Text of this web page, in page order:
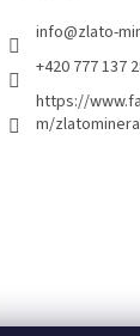
info@zlato-
+420 777 137
https://
m/